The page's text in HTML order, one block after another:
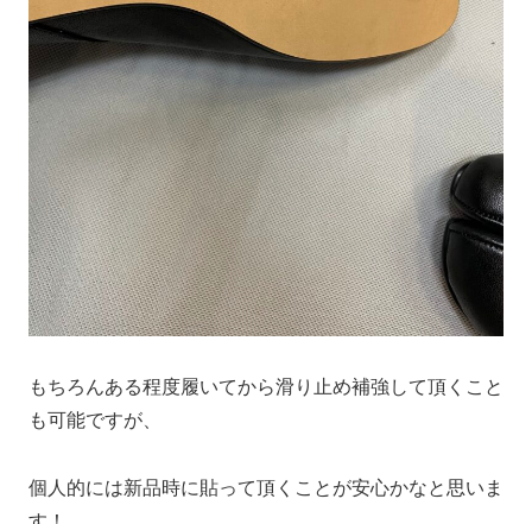
もちろんある程度履いてから滑り止め補強して頂くこと
も可能ですが、
個人的には新品時に貼って頂くことが安心かなと思いま